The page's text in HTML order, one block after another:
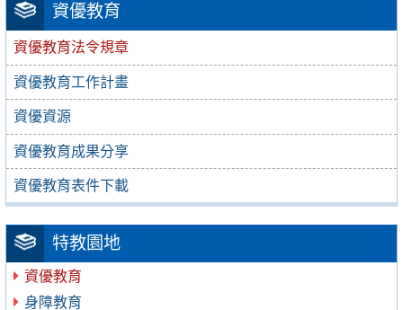
資優教育
資優教育法令規章
資優教育工作計畫
資優資源
資優教育成果分享
資優教育表件下載
特教園地
資優教育
身障教育